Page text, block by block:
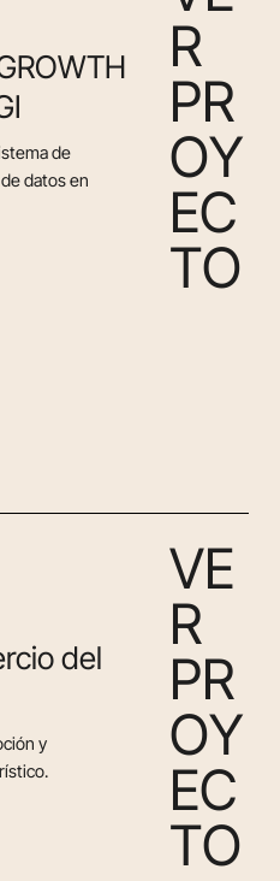
de
datos en
R
PR
OY
EC
TO
del
y
VE
R
PR
OY
EC
TO